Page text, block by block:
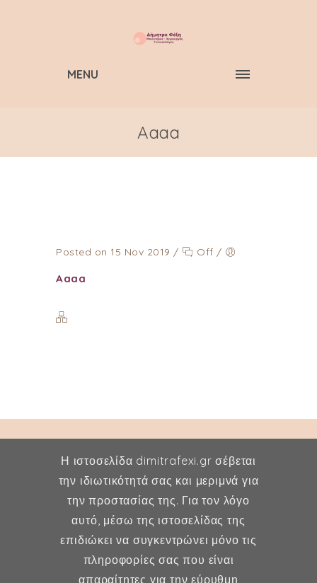
MENU
Aaaa
Posted on 15 Nov 2019 / Off /
Aaaa
Δήμητρα Φέξη
MD, MSc, FMH
Μαιευτήρας - Χειρουργός
Η ιστοσελίδα dimitrafexi.gr σέβεται
την ιδιωτικότητά σας και μεριμνά για
την προστασίας της. Για τον λόγο
αυτό, μέσω της ιστοσελίδας της
επιδιώκει να συγκεντρώνει μόνο τις
πληροφορίες σας που είναι
απαραίτητες για την εύρυθμη